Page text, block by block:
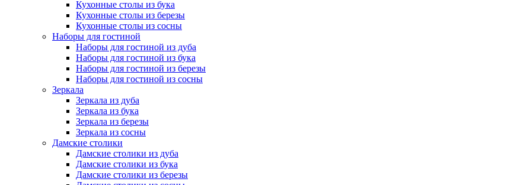
Кухонные столы из бука
Кухонные столы из березы
Кухонные столы из сосны
Наборы для гостиной
Наборы для гостиной из дуба
Наборы для гостиной из бука
Наборы для гостиной из березы
Наборы для гостиной из сосны
Зеркала
Зеркала из дуба
Зеркала из бука
Зеркала из березы
Зеркала из сосны
Дамские столики
Дамские столики из дуба
Дамские столики из бука
Дамские столики из березы